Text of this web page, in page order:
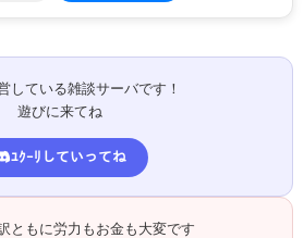
している雑談サーバです！
遊びに来てね
ﾕｸｰﾘしていってね
ともに労力もお金も大変です